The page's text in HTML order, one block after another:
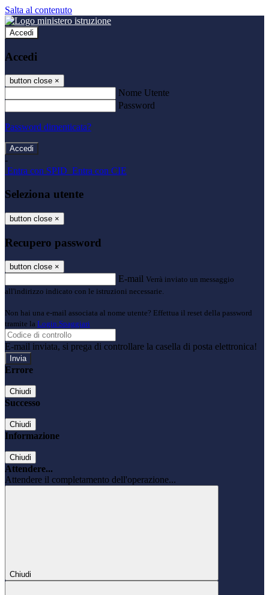
Salta al contenuto
Accedi
Accedi
button close ×
Nome Utente
Password
Password dimenticata?
-
Entra con SPID Entra con CIE
Seleziona utente
button close ×
Recupero password
button close ×
E-mail Verrà inviato un messaggio
all'indirizzo indicato con le istruzioni necessarie.
Non hai una e-mail associata al nome utente? Effettua il reset della password
tramite la Login Spaggiari
E-mail inviata, si prega di controllare la casella di posta elettronica!
Errore
Chiudi
Successo
Chiudi
Informazione
Chiudi
Attendere...
Attendere il completamento dell'operazione...
Chiudi